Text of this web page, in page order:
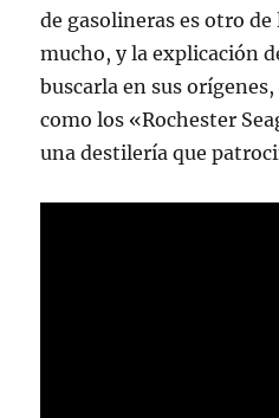
de gasolineras es otro
mucho, y la explicación
buscarla en sus
como los «Rochester
una destilería que